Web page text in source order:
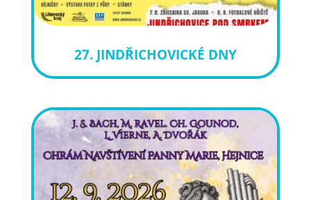
27. JINDŘICHOVICKÉ DNY